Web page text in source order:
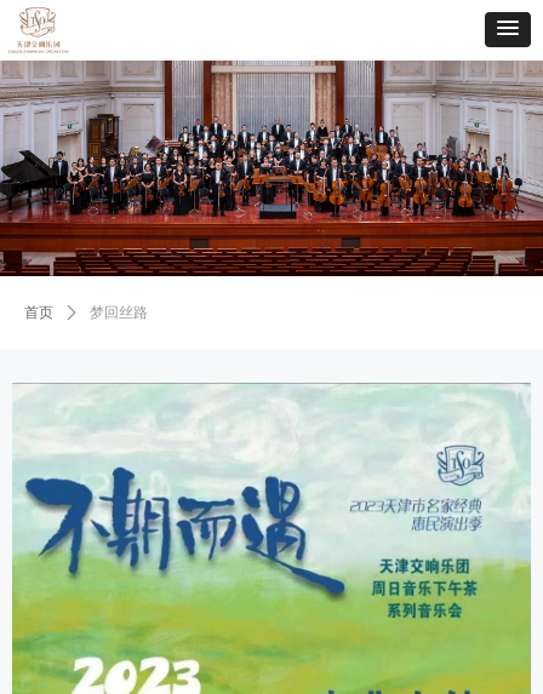
首页 ꄲ 梦回丝路